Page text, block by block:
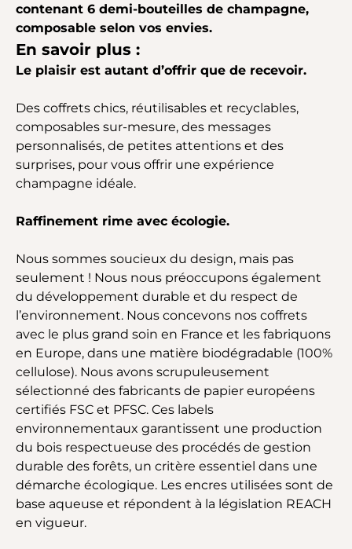
contenant 6 demi-bouteilles de champagne,
composable selon vos envies.
En savoir plus :
Le plaisir est autant d’offrir que de recevoir.
Des coffrets chics, réutilisables et recyclables,
composables sur-mesure, des messages
personnalisés, de petites attentions et des
surprises, pour vous offrir une expérience
champagne idéale.
Raffinement rime avec écologie.
Nous sommes soucieux du design, mais pas
seulement ! Nous nous préoccupons également
du développement durable et du respect de
l’environnement. Nous concevons nos coffrets
avec le plus grand soin en France et les fabriquons
en Europe, dans une matière biodégradable (100%
cellulose). Nous avons scrupuleusement
sélectionné des fabricants de papier européens
certifiés FSC et PFSC. Ces labels
environnementaux garantissent une production
du bois respectueuse des procédés de gestion
durable des forêts, un critère essentiel dans une
démarche écologique. Les encres utilisées sont de
base aqueuse et répondent à la législation REACH
en vigueur.